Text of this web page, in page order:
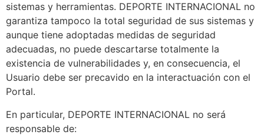
sistemas y herramientas. DEPORTE INTERNACIONAL no
garantiza tampoco la total seguridad de sus sistemas y
aunque tiene adoptadas medidas de seguridad
adecuadas, no puede descartarse totalmente la
existencia de vulnerabilidades y, en consecuencia, el
Usuario debe ser precavido en la interactuación con el
Portal.
En particular, DEPORTE INTERNACIONAL no será
responsable de: